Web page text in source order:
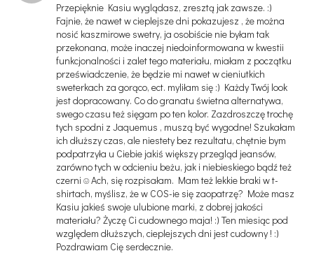
Przepięknie Kasiu wyglądasz, zresztą jak zawsze. :)
Fajnie, że nawet w cieplejsze dni pokazujesz , że można
nosić kaszmirowe swetry, ja osobiście nie byłam tak
przekonana, może inaczej niedoinformowana w kwestii
funkcjonalności i zalet tego materiału, miałam z początku
przeświadczenie, że będzie mi nawet w cieniutkich
sweterkach za gorąco, ect. myliłam się :) Każdy Twój look
jest dopracowany. Co do granatu świetna alternatywa,
swego czasu też sięgam po ten kolor. Zazdroszczę trochę
tych spodni z Jaquemus , muszą być wygodne! Szukałam
ich dłuższy czas, ale niestety bez rezultatu, chętnie bym
podpatrzyła u Ciebie jakiś większy przegląd jeansów,
zarówno tych w odcieniu beżu, jak i niebieskiego bądź też
czerni ☺️ Ach, się rozpisałam. Mam też lekkie braki w t-
shirtach, myślisz, że w COS-ie się zaopatrzę? Może masz
Kasiu jakieś swoje ulubione marki, z dobrej jakości
materiału? Życzę Ci cudownego maja! :) Ten miesiąc pod
względem dłuższych, cieplejszych dni jest cudowny ! :)
Pozdrawiam Cię serdecznie.